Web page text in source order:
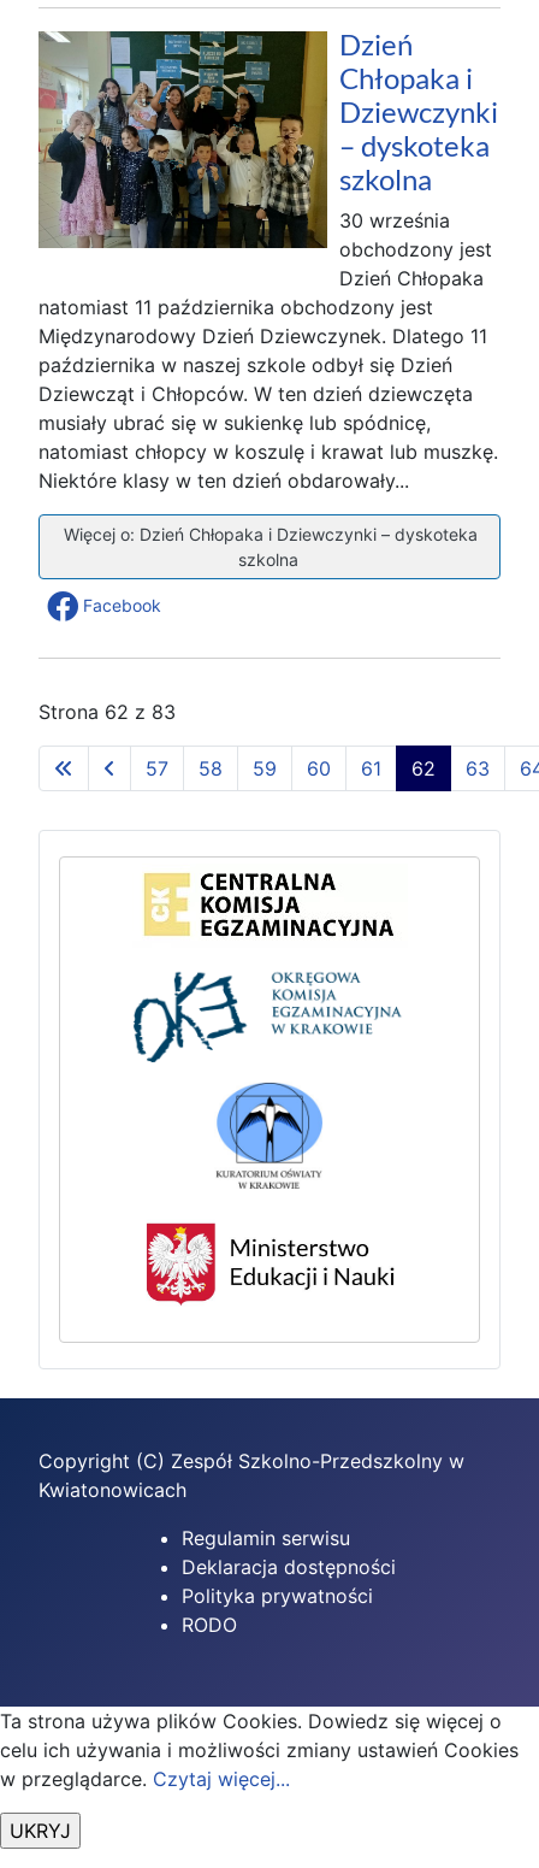
Dzień
Chłopaka i
Dziewczynki
– dyskoteka
szkolna
30 września
obchodzony jest
Dzień Chłopaka
natomiast 11 października obchodzony jest
Międzynarodowy Dzień Dziewczynek. Dlatego 11
października w naszej szkole odbył się Dzień
Dziewcząt i Chłopców. W ten dzień dziewczęta
musiały ubrać się w sukienkę lub spódnicę,
natomiast chłopcy w koszulę i krawat lub muszkę.
Niektóre klasy w ten dzień obdarowały...
Więcej o: Dzień Chłopaka i Dziewczynki – dyskoteka
szkolna
Facebook
Strona 62 z 83
57 58 59 60 61 62 63
Copyright (C) Zespół Szkolno-Przedszkolny w
Kwiatonowicach
Regulamin serwisu
Deklaracja dostępności
Polityka prywatności
RODO
Ta strona używa plików Cookies. Dowiedz się więcej o
celu ich używania i możliwości zmiany ustawień Cookies
w przeglądarce. Czytaj więcej...